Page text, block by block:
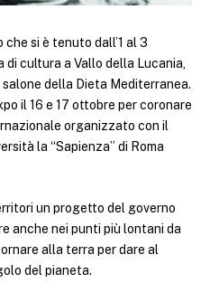
si è tenuto dall’1 al 3
cultura a Vallo della Lucania,
salone della Dieta Mediterranea.
il 16 e 17 ottobre per coronare
organizzato con il
la “Sapienza” di Roma
un progetto del governo
anche nei punti più lontani da
alla terra per dare al
del pianeta.